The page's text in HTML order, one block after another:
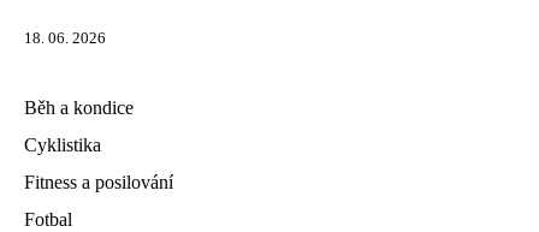
18. 06. 2026
Běh a kondice
Cyklistika
Fitness a posilování
Fotbal